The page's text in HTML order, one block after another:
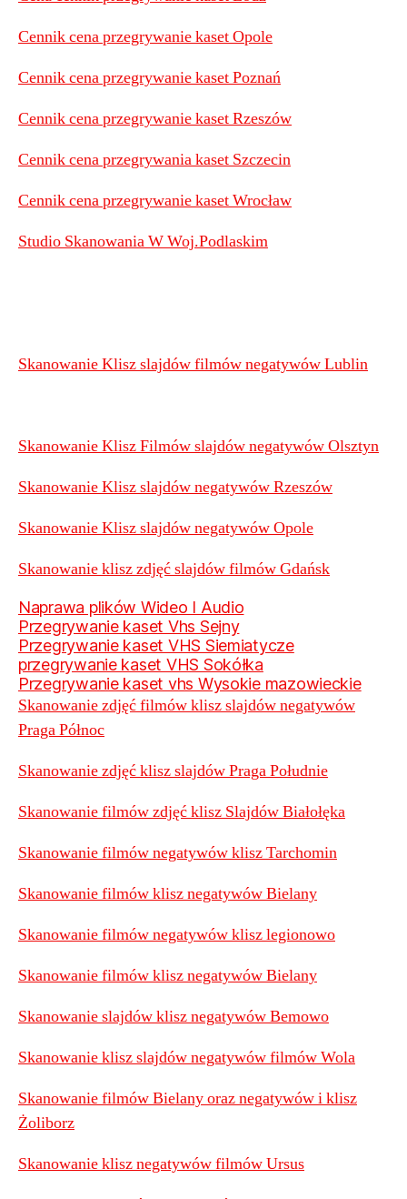
Cennik cena przegrywanie kaset Opole
Cennik cena przegrywanie kaset Poznań
Cennik cena przegrywanie kaset Rzeszów
Cennik cena przegrywania kaset Szczecin
Cennik cena przegrywanie kaset Wrocław
Studio Skanowania W Woj.Podlaskim
Skanowanie Klisz slajdów filmów negatywów Lublin
Skanowanie Klisz Filmów slajdów negatywów Olsztyn
Skanowanie Klisz slajdów negatywów Rzeszów
Skanowanie Klisz slajdów negatywów Opole
Skanowanie klisz zdjęć slajdów filmów Gdańsk
Naprawa plików Wideo I Audio
Przegrywanie kaset Vhs Sejny
Przegrywanie kaset VHS Siemiatycze
przegrywanie kaset VHS Sokółka
Przegrywanie kaset vhs Wysokie mazowieckie
Skanowanie zdjęć filmów klisz slajdów negatywów
Praga Północ
Skanowanie zdjęć klisz slajdów Praga Południe
Skanowanie filmów zdjęć klisz Slajdów Białołęka
Skanowanie filmów negatywów klisz Tarchomin
Skanowanie filmów klisz negatywów Bielany
Skanowanie filmów negatywów klisz legionowo
Skanowanie filmów klisz negatywów Bielany
Skanowanie slajdów klisz negatywów Bemowo
Skanowanie klisz slajdów negatywów filmów Wola
Skanowanie filmów Bielany oraz negatywów i klisz
Żoliborz
Skanowanie klisz negatywów filmów Ursus